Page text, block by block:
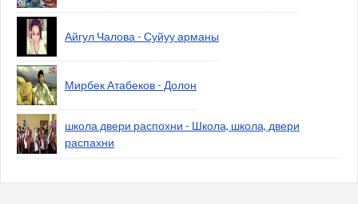
Айгул Чалова - Суйуу арманы
Мирбек Атабеков - Долон
школа двери распохни - Школа, школа, двери
распахни